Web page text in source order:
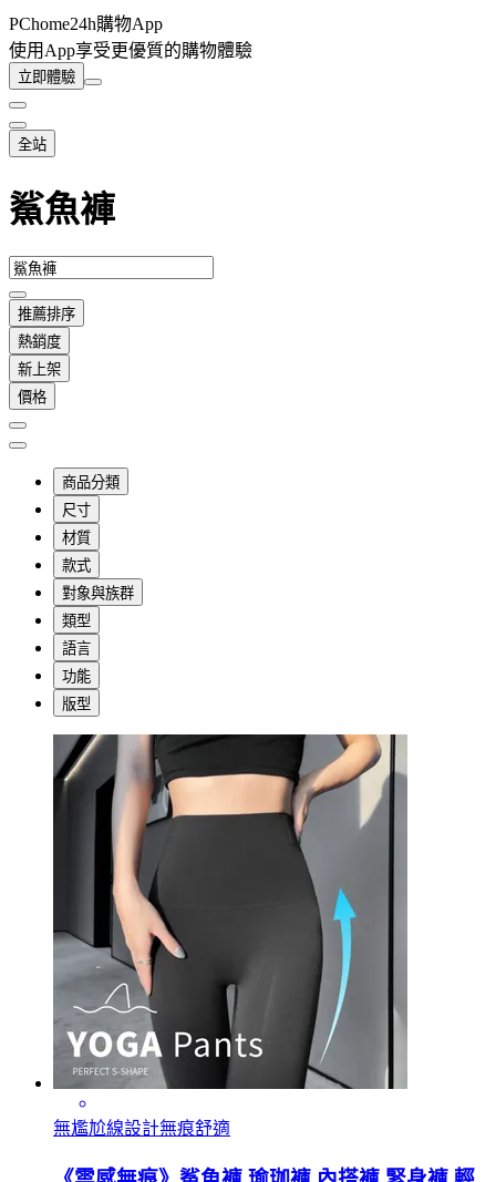
PChome24h購物App
使用App享受更優質的購物體驗
立即體驗
全站
鯊魚褲
推薦排序
熱銷度
新上架
價格
商品分類
尺寸
材質
款式
對象與族群
類型
語言
功能
版型
無尷尬線設計無痕舒適